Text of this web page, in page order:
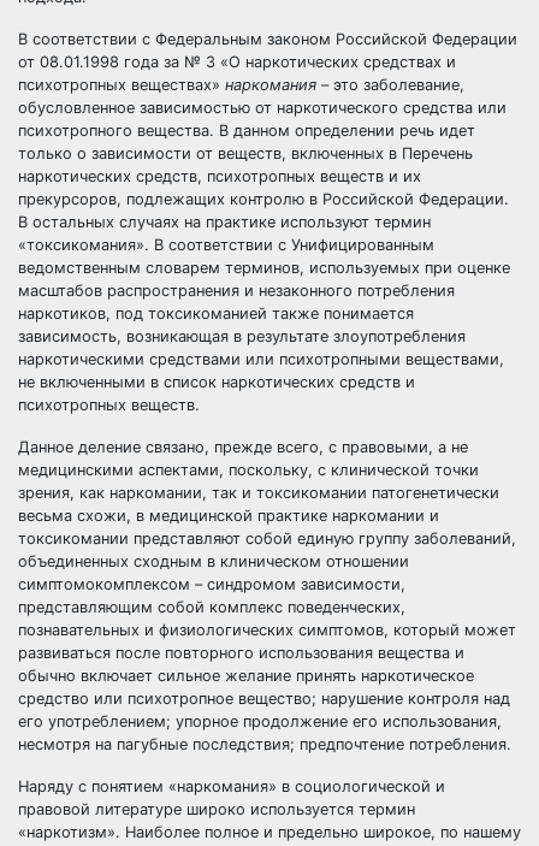
В соответствии с Федеральным законом Российской Федерации
от 08.01.1998 года за № 3 «О наркотических средствах и
психотропных веществах» наркомания – это заболевание,
обусловленное зависимостью от наркотического средства или
психотропного вещества. В данном определении речь идет
только о зависимости от веществ, включенных в Перечень
наркотических средств, психотропных веществ и их
прекурсоров, подлежащих контролю в Российской Федерации.
В остальных случаях на практике используют термин
«токсикомания». В соответствии с Унифицированным
ведомственным словарем терминов, используемых при оценке
масштабов распространения и незаконного потребления
наркотиков, под токсикоманией также понимается
зависимость, возникающая в результате злоупотребления
наркотическими средствами или психотропными веществами,
не включенными в список наркотических средств и
психотропных веществ.
Данное деление связано, прежде всего, с правовыми, а не
медицинскими аспектами, поскольку, с клинической точки
зрения, как наркомании, так и токсикомании патогенетически
весьма схожи, в медицинской практике наркомании и
токсикомании представляют собой единую группу заболеваний,
объединенных сходным в клиническом отношении
симптомокомплексом – синдромом зависимости,
представляющим собой комплекс поведенческих,
познавательных и физиологических симптомов, который может
развиваться после повторного использования вещества и
обычно включает сильное желание принять наркотическое
средство или психотропное вещество; нарушение контроля над
его употреблением; упорное продолжение его использования,
несмотря на пагубные последствия; предпочтение потребления.
Наряду с понятием «наркомания» в социологической и
правовой литературе широко используется термин
«наркотизм». Наиболее полное и предельно широкое, по нашему